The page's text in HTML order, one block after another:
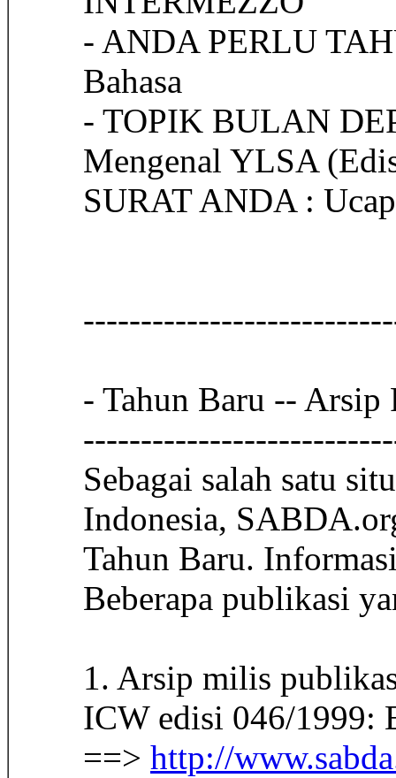
- ANDA PERLU
Bahasa
- TOPIK BULAN
Mengenal YLSA
SURAT ANDA :
- Tahun Baru --
Sebagai salah satu
Indonesia,
Tahun Baru.
Beberapa publikasi
1. Arsip milis
ICW edisi 046/1999:
==> http://